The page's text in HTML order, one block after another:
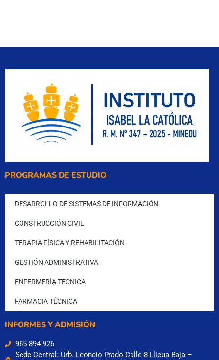
PROGRAMAS DE ESTUDIO
DESARROLLO DE SISTEMAS DE INFORMACIÓN
CONSTRUCCIÓN CIVIL
TERAPIA FÍSICA Y REHABILITACIÓN
GESTIÓN ADMINISTRATIVA
ENFERMERÍA TÉCNICA
FARMACIA TÉCNICA
INFORMES Y ADMISIÓN
965 894 926
Sede Central: Urb. Leoncio Prado Calle 8 Llicua Baja –